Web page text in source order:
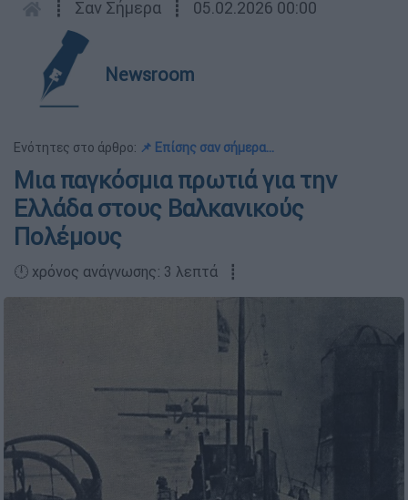
┋ Σαν Σήμερα ┋ 05.02.2026 00:00
Newsroom
Ενότητες στο άρθρο: 📌 Επίσης σαν σήμερα…
Μια παγκόσμια πρωτιά για την
Ελλάδα στους Βαλκανικούς
Πολέμους
🕛 χρόνος ανάγνωσης: 3 λεπτά ┋